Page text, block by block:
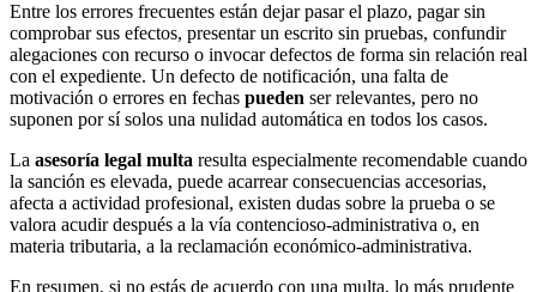
Entre los errores frecuentes están dejar pasar el plazo, pagar sin
comprobar sus efectos, presentar un escrito sin pruebas, confundir
alegaciones con recurso o invocar defectos de forma sin relación real
con el expediente. Un defecto de notificación, una falta de
motivación o errores en fechas pueden ser relevantes, pero no
suponen por sí solos una nulidad automática en todos los casos.
La asesoría legal multa resulta especialmente recomendable cuando
la sanción es elevada, puede acarrear consecuencias accesorias,
afecta a actividad profesional, existen dudas sobre la prueba o se
valora acudir después a la vía contencioso-administrativa o, en
materia tributaria, a la reclamación económico-administrativa.
En resumen, si no estás de acuerdo con una multa, lo más prudente